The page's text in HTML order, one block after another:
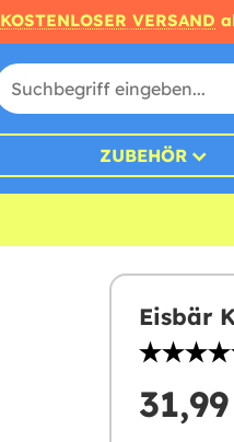
KOSTENLOSER VERSAND
ZUBEHÖR
Eisbär